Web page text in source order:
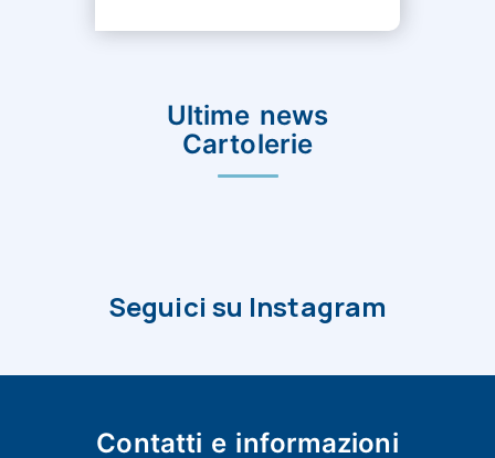
Ultime news
Cartolerie
Seguici su Instagram
Contatti e informazioni